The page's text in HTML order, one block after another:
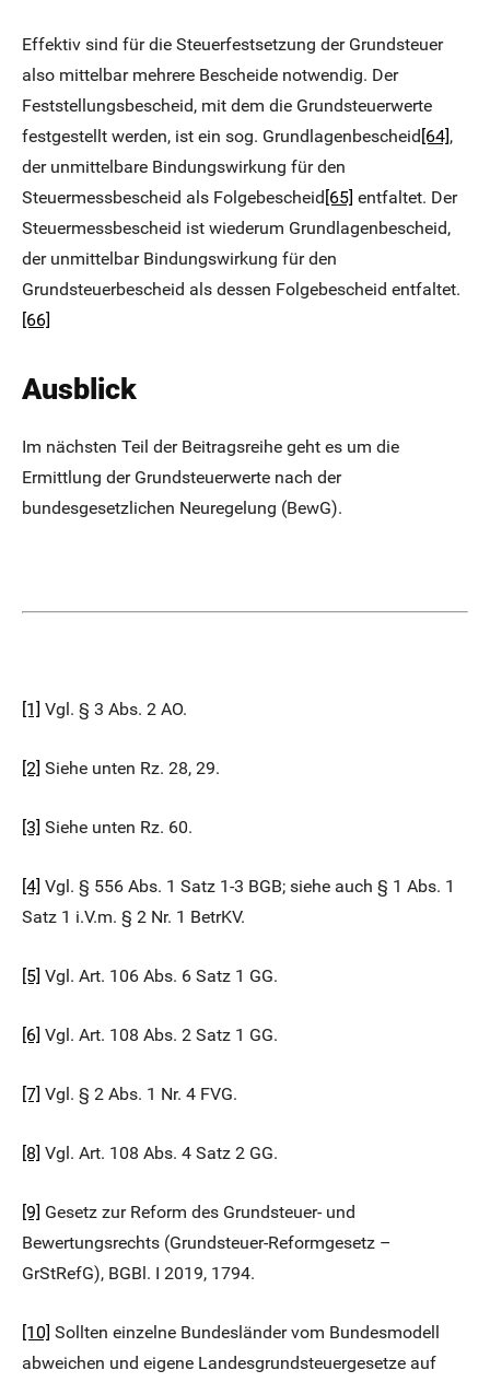
Effektiv sind für die Steuerfestsetzung der Grundsteuer
also mittelbar mehrere Bescheide notwendig. Der
Feststellungsbescheid, mit dem die Grundsteuerwerte
festgestellt werden, ist ein sog. Grundlagenbescheid [64],
der unmittelbare Bindungswirkung für den
Steuermessbescheid als Folgebescheid [65] entfaltet. Der
Steuermessbescheid ist wiederum Grundlagenbescheid,
der unmittelbar Bindungswirkung für den
Grundsteuerbescheid als dessen Folgebescheid entfaltet.
[66]
Ausblick
Im nächsten Teil der Beitragsreihe geht es um die
Ermittlung der Grundsteuerwerte nach der
bundesgesetzlichen Neuregelung (BewG).
[1] Vgl. § 3 Abs. 2 AO.
[2] Siehe unten Rz. 28, 29.
[3] Siehe unten Rz. 60.
[4] Vgl. § 556 Abs. 1 Satz 1-3 BGB; siehe auch § 1 Abs. 1
Satz 1 i.V.m. § 2 Nr. 1 BetrKV.
[5] Vgl. Art. 106 Abs. 6 Satz 1 GG.
[6] Vgl. Art. 108 Abs. 2 Satz 1 GG.
[7] Vgl. § 2 Abs. 1 Nr. 4 FVG.
[8] Vgl. Art. 108 Abs. 4 Satz 2 GG.
[9] Gesetz zur Reform des Grundsteuer- und
Bewertungsrechts (Grundsteuer-Reformgesetz –
GrStRefG), BGBl. I 2019, 1794.
[10] Sollten einzelne Bundesländer vom Bundesmodell
abweichen und eigene Landesgrundsteuergesetze auf